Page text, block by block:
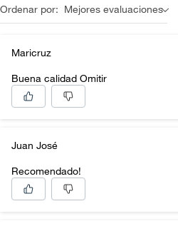
Ordenar por: Mejores evaluaciones
Maricruz
Buena calidad Omitir
Juan José
Recomendado!